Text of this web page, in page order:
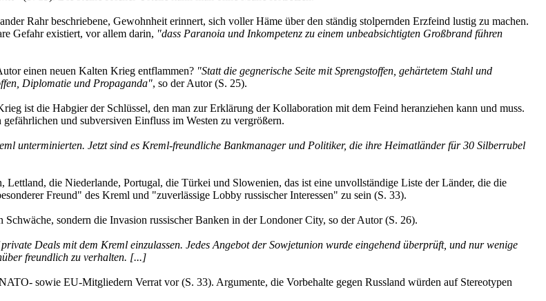
Rahr beschriebene, Gewohnheit erinnert, sich voller Häme über den ständig stolpernden Erzfeind lustig zu machen.
Gefahr existiert, vor allem darin, "dass Paranoia und Inkompetenz zu einem unbeabsichtigten Großbrand führen
einen neuen Kalten Krieg entflammen? "Statt die gegnerische Seite mit Sprengstoffen, gehärtetem Stahl und
Diplomatie und Propaganda", so der Autor (S. 25).
ist die Habgier der Schlüssel, den man zur Erklärung der Kollaboration mit dem Feind heranziehen kann und muss.
und subversiven Einfluss im Westen zu vergrößern.
unterminierten. Jetzt sind es Kreml-freundliche Bankmanager und Politiker, die ihre Heimatländer für 30 Silberrubel
die Niederlande, Portugal, die Türkei und Slowenien, das ist eine unvollständige Liste der Länder, die die
Freund" des Kreml und "zuverlässige Lobby russischer Interessen" zu sein (S. 33).
sondern die Invasion russischer Banken in der Londoner City, so der Autor (S. 26).
Deals mit dem Kreml einzulassen. Jedes Angebot der Sowjetunion wurde eingehend überprüft, und nur wenige
freundlich zu verhalten. [...]
sowie EU-Mitgliedern Verrat vor (S. 33). Argumente, die Vorbehalte gegen Russland würden auf Stereotypen